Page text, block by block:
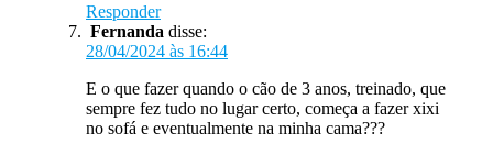
Responder
Fernanda disse:
28/04/2024 às 16:44
E o que fazer quando o cão de 3 anos, treinado, que
sempre fez tudo no lugar certo, começa a fazer xixi
no sofá e eventualmente na minha cama???